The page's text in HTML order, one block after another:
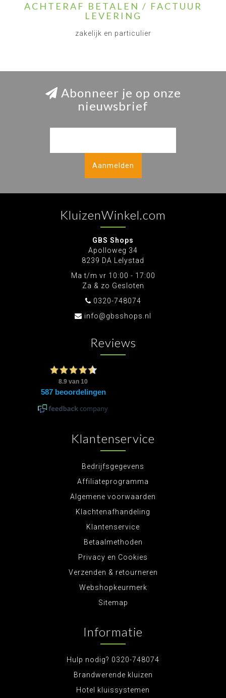
ACHTERAF BETALEN / FACTUUR
LEVERING
zakelijk en particulier
Abonneer je op onze
nieuwsbrief
Aanmelden
KluizenWinkel.com
GBS Shops
Apolloweg 34
8239 DA Lelystad
Ma t/m vr 10:00 - 17:00
Za & zo Gesloten
0320-748074
info@gbsshops.nl
Reviews
Klantenservice
Bedrijfsgegevens
Affiliateprogramma
Algemene voorwaarden
Klachtenafhandeling
Klantenservice
Betaalmethoden
Privacy en Cookies
Verzenden & retourneren
Webshopkeurmerk
Sitemap
Informatie
Hulp nodig? 0320-748074
Brandwerende kluizen
Hotel kluissystemen